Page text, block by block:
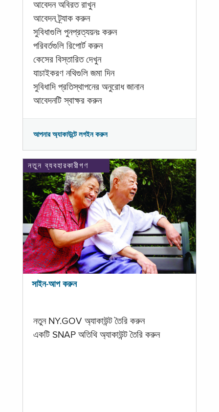
আবেদন অবিরত রাখুন
আবেদন ট্র্যাক করুন
সুবিধাগুলি পুনপ্রত্যয়নঃ করুন
পরিবর্তগুলি রিপোর্ট করুন
কেসের বিস্তারিত দেখুন
যাচাইকরণ নথিগুলি জমা দিন
সুবিধাদি প্রতিস্থাপনের অনুরোধ জানান
আবেদনটি স্বাক্ষর করুন
আপনার অ্যাকাউন্টে লগইন করুন
নতুন ব্যবহারকারীগণ
সাইন-আপ করুন
নতুন NY.GOV অ্যাকাউন্ট তৈরি করুন
একটি SNAP অতিথি অ্যাকাউন্ট তৈরি করুন